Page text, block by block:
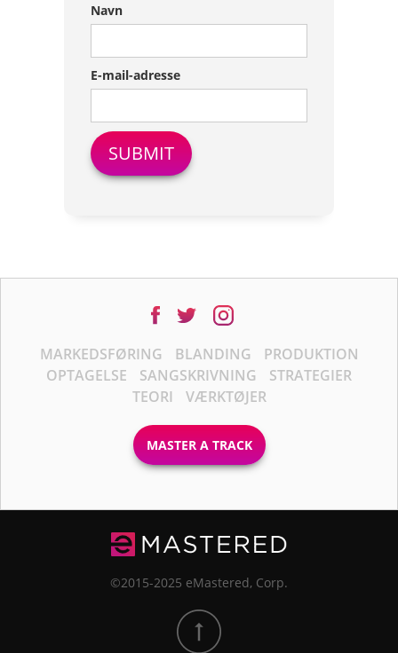
Navn
E-mail-adresse
MARKEDSFØRING BLANDING
PRODUKTION
OPTAGELSE
SANGSKRIVNING
STRATEGIER
TEORI
VÆRKTØJER
MASTER A TRACK
©2015-2025 eMastered, Corp.